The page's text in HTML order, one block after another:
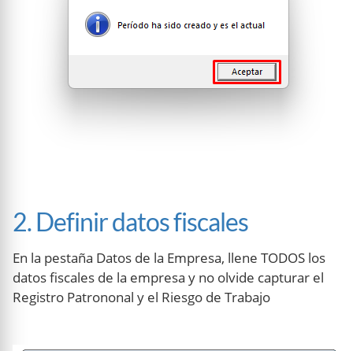
2. Definir datos fiscales
En la pestaña Datos de la Empresa, llene TODOS los
datos fiscales de la empresa y no olvide capturar el
Registro Patrononal y el Riesgo de Trabajo